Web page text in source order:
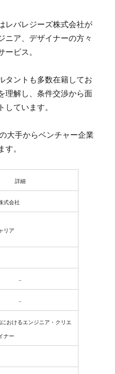
レバレジーズ株式会社が
ニア、デザイナーの方々
ビス。
タントも多数在籍してお
理解し、条件交渉から面
ています。
大手からベンチャー企業
。
詳細
式会社
リア
–
–
おけるエンジニア・クリエ
ナー